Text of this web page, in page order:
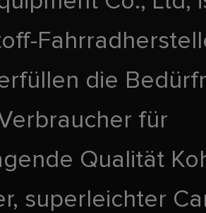
die
für
Qualität
superleichter